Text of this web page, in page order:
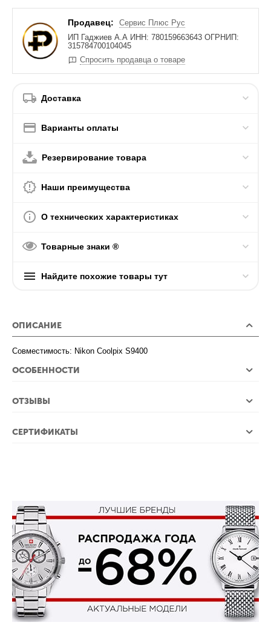
Продавец:
Сервис Плюс Рус
ИП Гаджиев А.А ИНН: 780159663643 ОГРНИП:
315784700104045
Спросить продавца о товаре
Доставка
Варианты оплаты
Резервирование товара
Наши преимущества
О технических характеристиках
Товарные знаки ®
Найдите похожие товары тут
ОПИСАНИЕ
Совместимость: Nikon Coolpix S9400
ОСОБЕННОСТИ
ОТЗЫВЫ
СЕРТИФИКАТЫ